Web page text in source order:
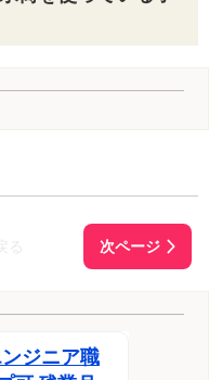
ジニア職